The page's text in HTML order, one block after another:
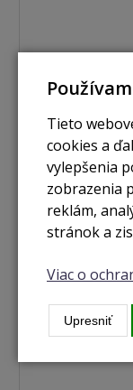
Macbook Pro
Zobraziť
Použité
Tieto
cookies a
vylepšenia
zobrazenia
reklám,
stránok a
Viac o
Upresniť